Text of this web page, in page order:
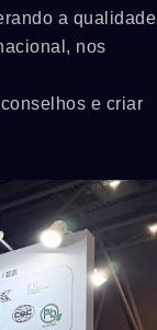
a qualidade
nos
e criar